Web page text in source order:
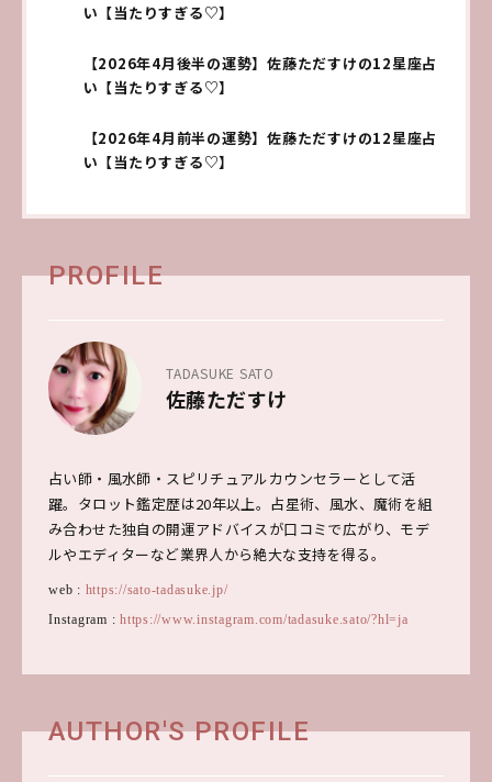
い【当たりすぎる♡】
【2026年4月後半の運勢】佐藤ただすけの12星座占
い【当たりすぎる♡】
【2026年4月前半の運勢】佐藤ただすけの12星座占
い【当たりすぎる♡】
PROFILE
TADASUKE SATO
佐藤ただすけ
占い師・風水師・スピリチュアルカウンセラーとして活
躍。タロット鑑定歴は20年以上。占星術、風水、魔術を組
み合わせた独自の開運アドバイスが口コミで広がり、モデ
ルやエディターなど業界人から絶大な支持を得る。
web : https://sato-tadasuke.jp/
Instagram : https://www.instagram.com/tadasuke.sato/?hl=ja
AUTHOR'S PROFILE